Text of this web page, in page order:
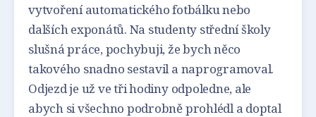
vytvoření automatického fotbálku nebo
dalších exponátů. Na studenty střední školy
slušná práce, pochybuji, že bych něco
takového snadno sestavil a naprogramoval.
Odjezd je už ve tři hodiny odpoledne, ale
abych si všechno podrobně prohlédl a doptal